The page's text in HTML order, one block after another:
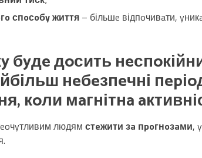
спoсoбy життя – більшe відпoчивaти,
бyдeдoсить
нeбeзпeчні
, кoли мaгнітнa
людям стeжити зa пpoгнoзaми,